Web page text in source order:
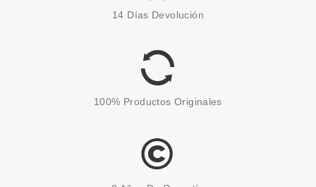
FLUIDO FACIAL SPF50+ PIEL
7.55€
14 Días Devolución
100% Productos Originales